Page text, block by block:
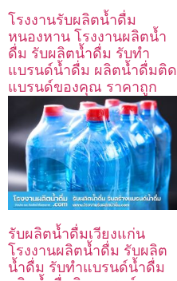
โรงงานรับผลิตน้ำดื่ม
หนองหาน โรงงานผลิตน้ำ
ดื่ม รับผลิตน้ำดื่ม รับทำ
แบรนด์น้ำดื่ม ผลิตน้ำดื่มติด
แบรนด์ของคุณ ราคาถูก
รับผลิตน้ำดื่มเวียงแก่น
โรงงานผลิตน้ำดื่ม รับผลิต
น้ำดื่ม รับทำแบรนด์น้ำดื่ม